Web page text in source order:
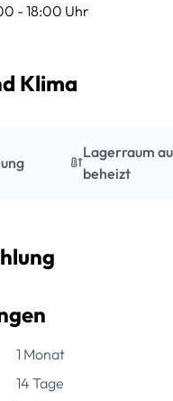
- 18:00 Uhr
Klima
Lagerraum
beheizt
1 Monat
14 Tage